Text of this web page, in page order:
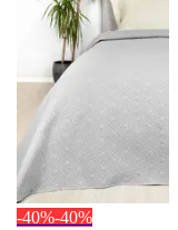
-40%-40%